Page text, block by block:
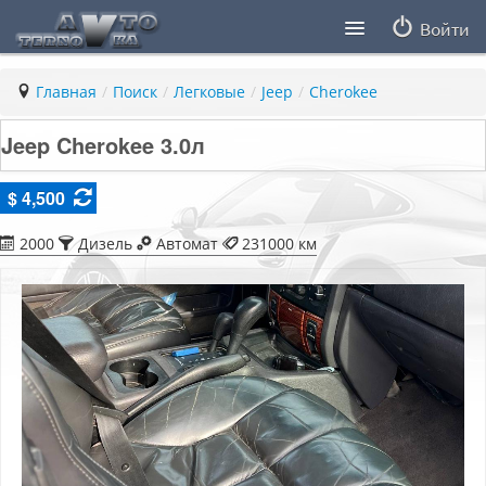
Войти
Статьи
ПДД ПМР
Главная / Поиск / Легковые / Jeep / Cherokee
Jeep Cherokee 3.0л
$ 4,500
2000 Дизель Автомат 231000 км